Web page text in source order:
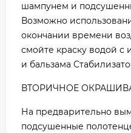
шампунем и
Возможно
окончании времени
смойте краску водой с
и бальзама
ВТОРИЧНОЕ
На предварительно
подсушенные